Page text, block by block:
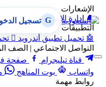
الإشعارات
🔔 إدارة الإشعارات
التطبيقات
🤖 تحميل تطبيق أندرويد 
التواصل الاجتماعي | الصف
قناة تيليجرام
صفحة
واتساب
بوت المناهج
روابط مهمة
G تسجيل